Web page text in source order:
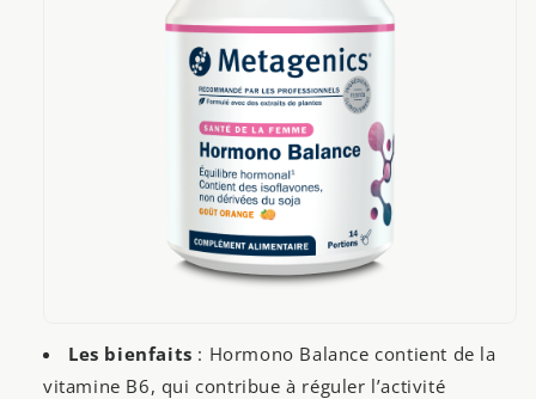
Les bienfaits : Hormono Balance contient de la
vitamine B6, qui contribue à réguler l’activité